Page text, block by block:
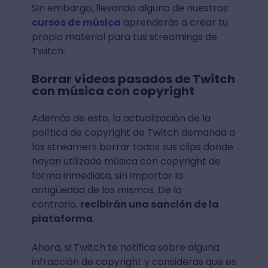
Sin embargo, llevando alguno de nuestros
cursos de música aprenderás a crear tu
propio material para tus streamings de
Twitch.
Borrar videos pasados de Twitch
con música con copyright
Además de esto, la actualización de la
política de copyright de Twitch demanda a
los streamers borrar todos sus clips donde
hayan utilizado música con copyright de
forma inmediata, sin importar la
antigüedad de los mismos. De lo
contrario, recibirán una sanción de la
plataforma.
Ahora, si Twitch te notifica sobre alguna
infracción de copyright y consideras que es